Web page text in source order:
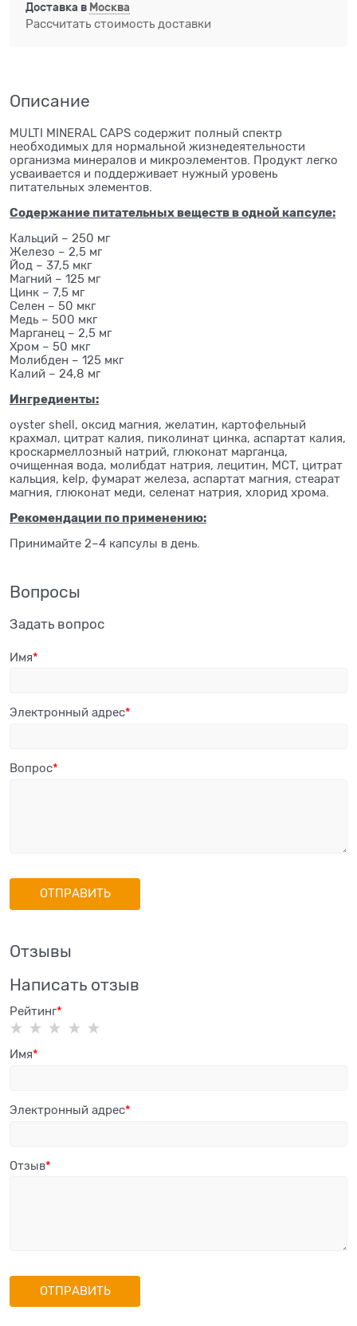
Доставка в Москва
Рассчитать стоимость доставки
Описание
MULTI MINERAL CAPS содержит полный спектр
необходимых для нормальной жизнедеятельности
организма минералов и микроэлементов. Продукт легко
усваивается и поддерживает нужный уровень
питательных элементов.
Содержание питательных веществ в одной капсуле:
Кальций – 250 мг
Железо – 2,5 мг
Йод – 37,5 мкг
Магний – 125 мг
Цинк – 7,5 мг
Селен – 50 мкг
Медь – 500 мкг
Марганец – 2,5 мг
Хром – 50 мкг
Молибден – 125 мкг
Калий – 24,8 мг
Ингредиенты:
oyster shell, оксид магния, желатин, картофельный
крахмал, цитрат калия, пиколинат цинка, аспартат калия,
кроскармеллозный натрий, глюконат марганца,
очищенная вода, молибдат натрия, лецитин, MCT, цитрат
кальция, kelp, фумарат железа, аспартат магния, стеарат
магния, глюконат меди, селенат натрия, хлорид хрома.
Рекомендации по применению:
Принимайте 2–4 капсулы в день.
Вопросы
Задать вопрос
Имя
Электронный адрес
Вопрос
Отзывы
Написать отзыв
Рейтинг
Имя
Электронный адрес
Отзыв